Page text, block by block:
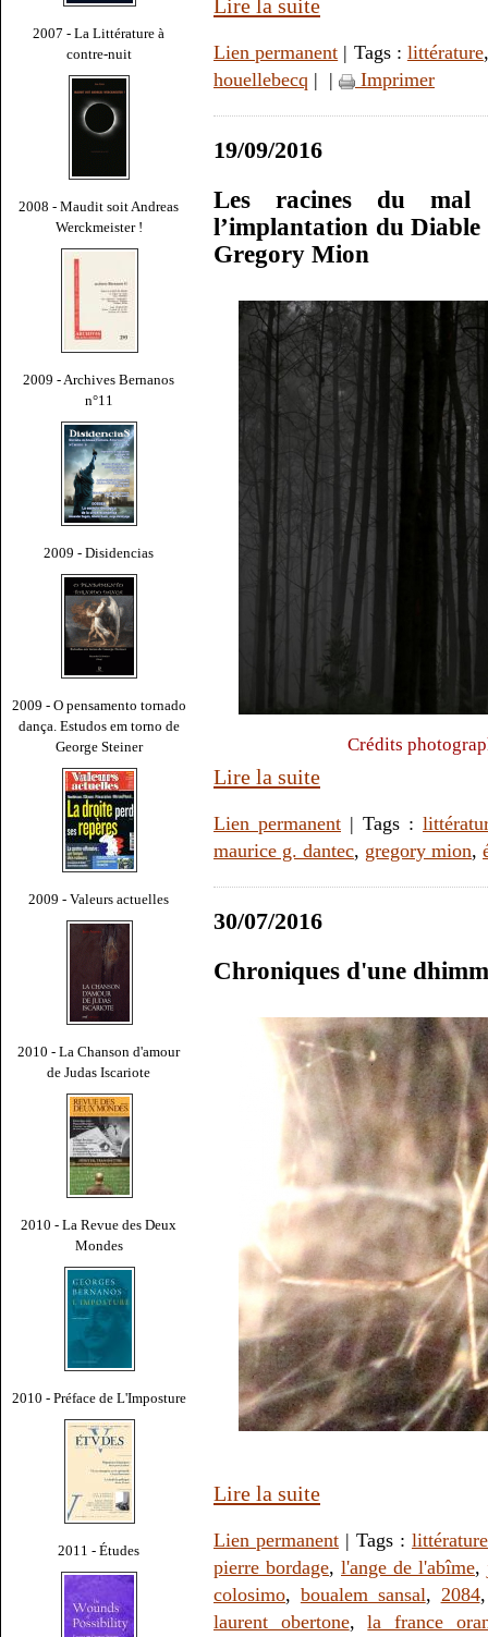
2007 - La Littérature à
contre-nuit
2008 - Maudit soit Andreas
Werckmeister !
2009 - Archives Bernanos
n°11
2009 - Disidencias
2009 - O pensamento tornado
dança. Estudos em torno de
George Steiner
2009 - Valeurs actuelles
2010 - La Chanson d'amour
de Judas Iscariote
2010 - La Revue des Deux
Mondes
2010 - Préface de L'Imposture
2011 - Études
Lire la suite
Lien permanent | Tags : littérature
houellebecq | | Imprimer
19/09/2016
Les racines du
l’implantation du
Gregory Mion
Crédits
Lire la suite
Lien permanent | Tags :
maurice g. dantec, gregory mion,
30/07/2016
Chroniques d'une
Lire la suite
Lien permanent | Tags : littérature
pierre bordage, l'ange de l'abîme,
colosimo, boualem sansal, 2084
laurent obertone,la france